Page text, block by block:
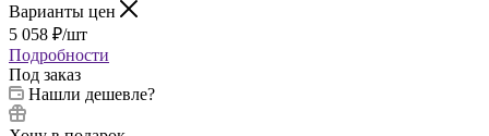
Варианты цен
5 058 ₽/шт
Подробности
Под заказ
Нашли дешевле?